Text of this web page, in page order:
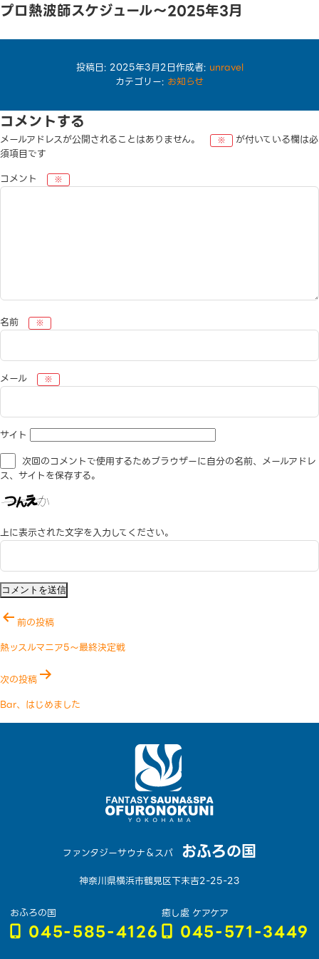
プロ熱波師スケジュール〜2025年3月
プロ熱波師スケジュール
投稿日: 2025年3月2日作成者: unravel
カテゴリー: お知らせ
コメントする
メールアドレスが公開されることはありません。 ※
が付いている欄は必
須項目です
コメント
※
名前 ※
メール ※
サイト
次回のコメントで使用するためブラウザーに自分の名前、メールアドレ
ス、サイトを保存する。
上に表示された文字を入力してください。
投
稿
ビ
ゲ
ー
前の投稿
熱ッスルマニア5〜最終決定戦
次の投稿
Bar、はじめました
ファンタジーサウナ＆スパ おふろの国
神奈川県横浜市鶴見区下末吉2-25-23
おふろの国
045-585-4126
癒し處 ケアケア
045-571-3449